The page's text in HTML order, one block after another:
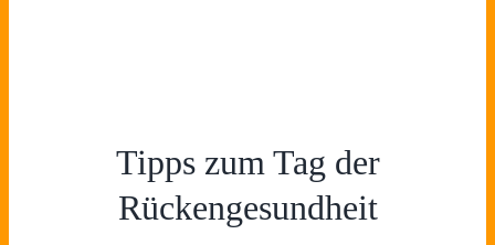
Tipps zum Tag der
Rückengesundheit